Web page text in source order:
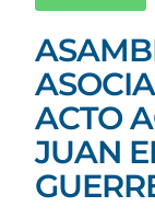
ACTO
JUAN